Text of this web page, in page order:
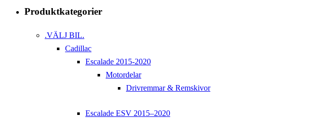
Produktkategorier
.VÄLJ BIL.
Cadillac
Escalade 2015-2020
Motordelar
Drivremmar & Remskivor
Escalade ESV 2015–2020